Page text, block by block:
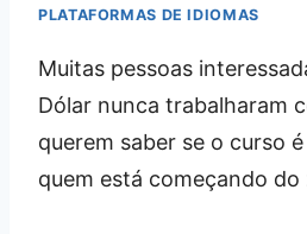
PLATAFORMAS DE IDIOMAS
Muitas pessoas
Dólar nunca trabalharam
querem saber se o curso
quem está começando do